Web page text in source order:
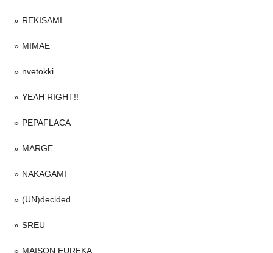
REKISAMI
MIMAE
nvetokki
YEAH RIGHT!!
PEPAFLACA
MARGE
NAKAGAMI
(UN)decided
SREU
MAISON EUREKA